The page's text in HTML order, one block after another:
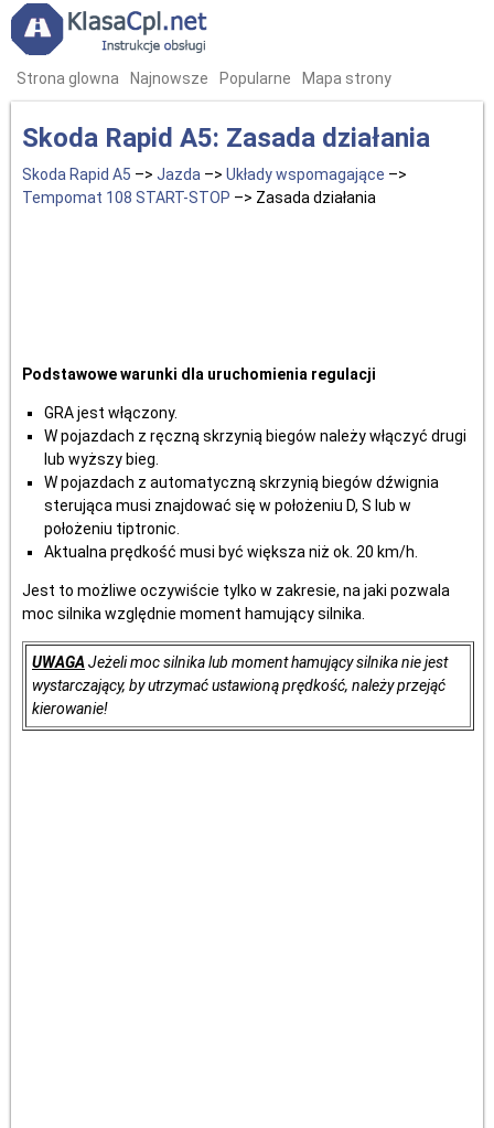
Strona glowna Najnowsze Popularne Mapa strony
Skoda Rapid A5: Zasada działania
Skoda Rapid A5 –> Jazda –> Układy wspomagające –>
Tempomat 108 START-STOP –> Zasada działania
Podstawowe warunki dla uruchomienia regulacji
GRA jest włączony.
W pojazdach z ręczną skrzynią biegów należy włączyć drugi
lub wyższy bieg.
W pojazdach z automatyczną skrzynią biegów dźwignia
sterująca musi znajdować się w położeniu D, S lub w
położeniu tiptronic.
Aktualna prędkość musi być większa niż ok. 20 km/h.
Jest to możliwe oczywiście tylko w zakresie, na jaki pozwala
moc silnika względnie moment hamujący silnika.
UWAGAJeżeli moc silnika lub moment hamujący silnika nie jest
wystarczający, by utrzymać ustawioną prędkość, należy przejąć
kierowanie!